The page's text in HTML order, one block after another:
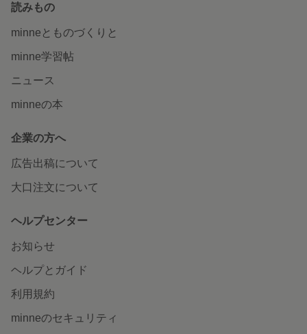
読みもの
minneとものづくりと
minne学習帖
ニュース
minneの本
企業の方へ
広告出稿について
大口注文について
ヘルプセンター
お知らせ
ヘルプとガイド
利用規約
minneのセキュリティ